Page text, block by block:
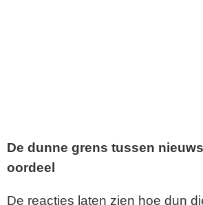
De dunne grens tussen
oordeel
De reacties laten zien hoe dun